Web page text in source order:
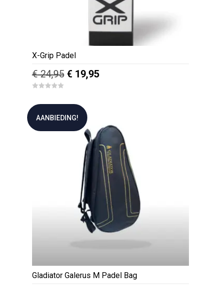
X-Grip Padel
€24,95 Oorspronkelijke
€ 24,95.
€ 19,95Huidige
u
5
AANBIEDING!
Gladiator Galerus M Padel Bag